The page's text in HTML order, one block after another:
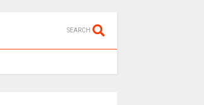
SEARCH